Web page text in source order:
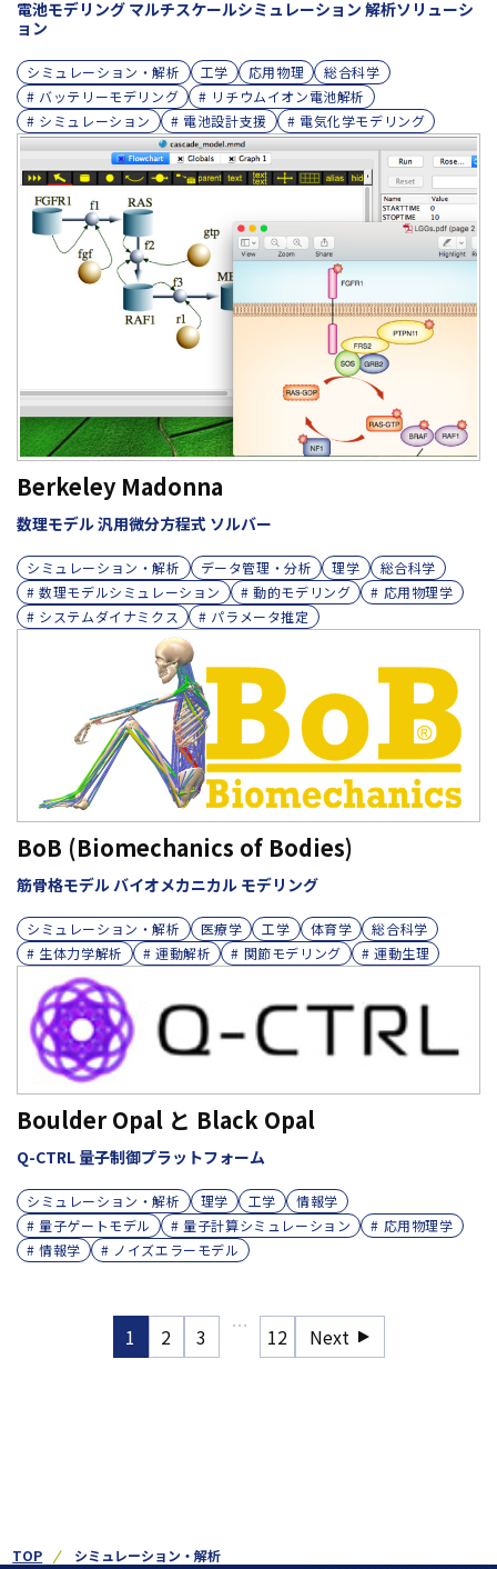
電池モデリング マルチスケールシミュレーション 解析ソリューシ
ョン
シミュレーション・解析 工学 応用物理
総合科学
# バッテリーモデリング
# リチウムイオン電池解析
# シミュレーション
# 電池設計支援 # 電気化学モデリング
Berkeley Madonna
数理モデル 汎用微分方程式 ソルバー
シミュレーション・解析 データ管理・分析 理学
総合科学
# 数理モデルシミュレーション
# 動的モデリング
# 応用物理学
# システムダイナミクス
# パラメータ推定
BoB (Biomechanics of Bodies)
筋骨格モデル バイオメカニカル モデリング
シミュレーション・解析 医療学 工学 体育学
総合科学
# 生体力学解析
# 運動解析 # 関節モデリング # 運動生理
Boulder Opal と Black Opal
Q-CTRL 量子制御プラットフォーム
シミュレーション・解析 理学 工学
情報学
# 量子ゲートモデル
# 量子計算シミュレーション
# 応用物理学
# 情報学
# ノイズエラーモデル
1 2 3 … 12 Next
TOP シミュレーション・解析